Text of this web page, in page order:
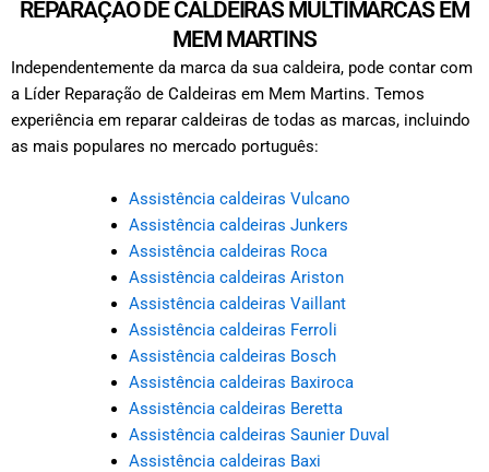
REPARAÇÃO DE CALDEIRAS MULTIMARCAS EM
MEM MARTINS
Independentemente da marca da sua caldeira, pode contar com
a Líder Reparação de Caldeiras em Mem Martins. Temos
experiência em reparar caldeiras de todas as marcas, incluindo
as mais populares no mercado português:
Assistência caldeiras Vulcano
Assistência caldeiras Junkers
Assistência caldeiras Roca
Assistência caldeiras Ariston
Assistência caldeiras Vaillant
Assistência caldeiras Ferroli
Assistência caldeiras Bosch
Assistência caldeiras Baxiroca
Assistência caldeiras Beretta
Assistência caldeiras Saunier Duval
Assistência caldeiras Baxi